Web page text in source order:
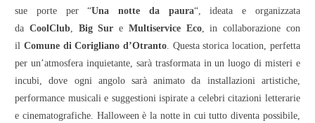
sue porte per “Una notte da paura“, ideata e organizzata
da CoolClub, Big Sur e Multiservice Eco, in collaborazione con
il Comune di Corigliano d’Otranto. Questa storica location, perfetta
per un’atmosfera inquietante, sarà trasformata in un luogo di misteri e
incubi, dove ogni angolo sarà animato da installazioni artistiche,
performance musicali e suggestioni ispirate a celebri citazioni letterarie
e cinematografiche. Halloween è la notte in cui tutto diventa possibile,